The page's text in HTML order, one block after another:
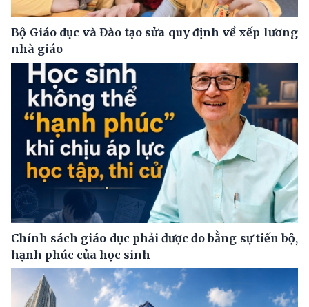
Bộ Giáo dục và Đào tạo sửa quy định về xếp lương
nhà giáo
Chính sách giáo dục phải được đo bằng sự tiến bộ,
hạnh phúc của học sinh